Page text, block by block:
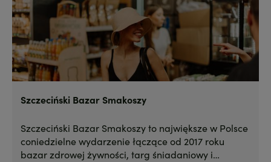
Szczeciński Bazar Smakoszy
Szczeciński Bazar Smakoszy to największe w Polsce
coniedzielne wydarzenie łączące od 2017 roku
bazar zdrowej żywności, targ śniadaniowy i